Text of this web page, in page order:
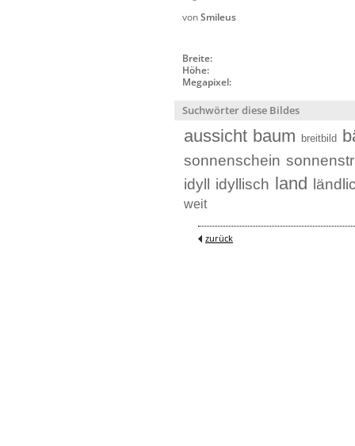
vonSmileus
Breite:
Höhe:
Megapixel:
Suchwörter diese Bildes
aussicht baum breitbild
sonnenschein
idyll
idyllisch land
weit
zurück